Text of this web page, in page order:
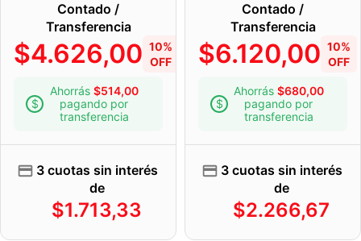
Contado /
Transferencia
$4.626,00 10%
OFF
Ahorrás $514,00
pagando por
transferencia
3 cuotas sin interés
de
$1.713,33
Contado /
Transferencia
$6.120,00 10%
OFF
Ahorrás $680,00
pagando por
transferencia
3 cuotas sin interés
de
$2.266,67